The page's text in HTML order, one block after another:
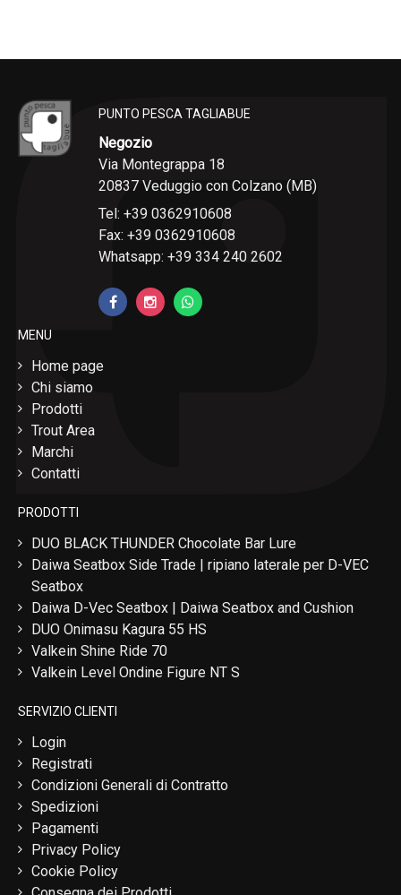
PUNTO PESCA TAGLIABUE
Negozio
Via Montegrappa 18
20837 Veduggio con Colzano (MB)
Tel: +39 0362910608
Fax: +39 0362910608
Whatsapp: +39 334 240 2602
MENU
Home page
Chi siamo
Prodotti
Trout Area
Marchi
Contatti
PRODOTTI
DUO BLACK THUNDER Chocolate Bar Lure
Daiwa Seatbox Side Trade | ripiano laterale per D-VEC
Seatbox
Daiwa D-Vec Seatbox | Daiwa Seatbox and Cushion
DUO Onimasu Kagura 55 HS
Valkein Shine Ride 70
Valkein Level Ondine Figure NT S
SERVIZIO CLIENTI
Login
Registrati
Condizioni Generali di Contratto
Spedizioni
Pagamenti
Privacy Policy
Cookie Policy